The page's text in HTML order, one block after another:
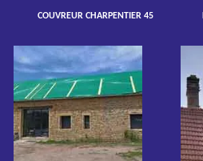
COUVREUR CHARPENTIER 45